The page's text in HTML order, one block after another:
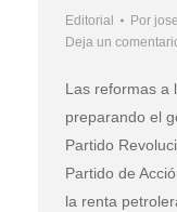
Editorial Por jose
Deja un
Las reformas a
preparando el
Partido
Partido de
la renta